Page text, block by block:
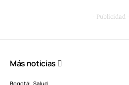
- Publicidad -
Más noticias
Bogotá Salud